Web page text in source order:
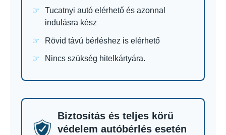
Tucatnyi autó elérhető és azonnal
indulásra kész
Rövid távú bérléshez is elérhető
Nincs szükség hitelkártyára.
Biztosítás és teljes körű
védelem autóbérlés esetén